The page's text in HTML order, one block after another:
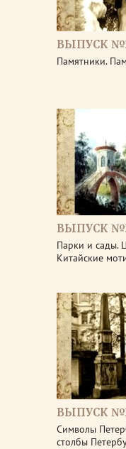
ВЫПУСК
Памятники.
ВЫПУСК
Парки и сады.
Китайские
ВЫПУСК
Символы
столбы